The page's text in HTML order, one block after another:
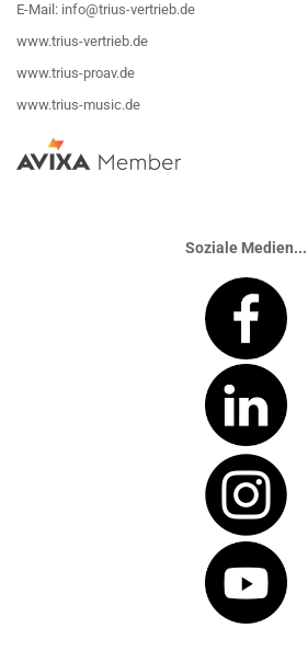
E-Mail: info@trius-vertrieb.de
www.trius-vertrieb.de
www.trius-proav.de
www.trius-music.de
Soziale Medien...